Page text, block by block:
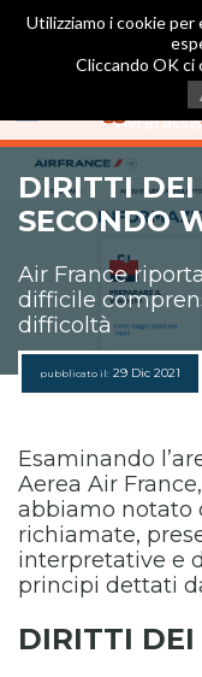
Utilizziamo i cookie
Cliccando OK ci
Avrai
DIRITTI DEI
SECONDO
Air France
difficile
difficoltà
pubblicato il: 29 Dic 2021
Esaminando
Aerea Air
abbiamo notato
richiamate,
interpretative e
principi dettati
DIRITTI DEI